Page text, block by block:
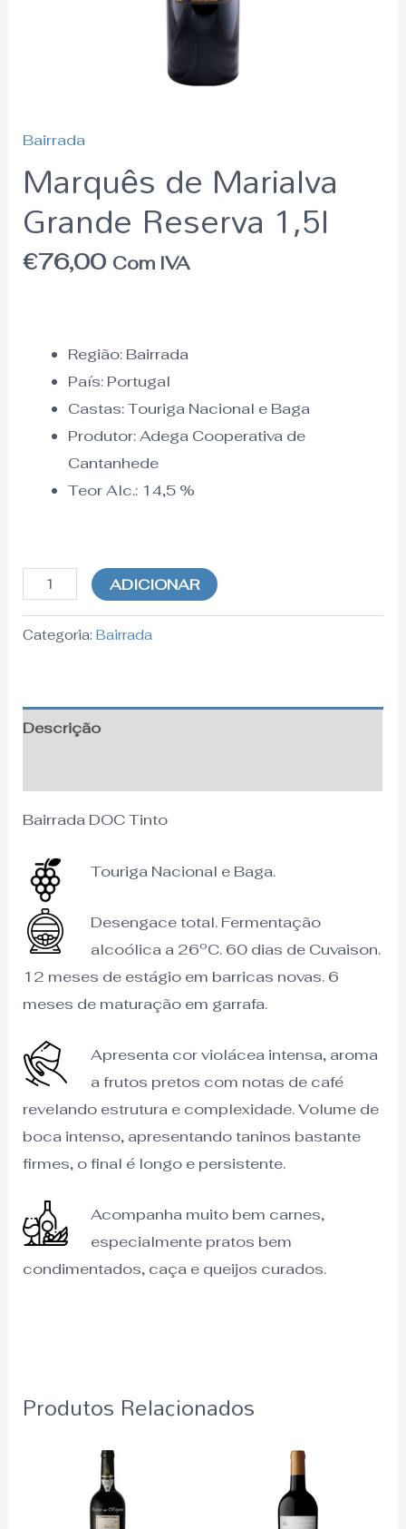
Bairrada
Marquês de Marialva
Grande Reserva 1,5l
€76,00 Com IVA
Região: Bairrada
País: Portugal
Castas: Touriga Nacional e Baga
Produtor: Adega Cooperativa de
Cantanhede
Teor Alc.:14,5%
ADICIONAR
Categoria:Bairrada
Descrição
Bairrada DOC Tinto
Touriga Nacional e Baga.
Desengace total. Fermentação
alcoólica a 26ºC. 60 dias de Cuvaison.
12 meses de estágio em barricas novas. 6
meses de maturação em garrafa.
Apresenta cor violácea intensa, aroma
a frutos pretos com notas de café
revelando estrutura e complexidade. Volume de
boca intenso, apresentando taninos bastante
firmes, o final é longo e persistente.
Acompanha muito bem carnes,
especialmente pratos bem
condimentados, caça e queijos curados.
Produtos Relacionados